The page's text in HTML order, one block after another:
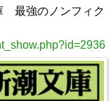
最強のノンフィク